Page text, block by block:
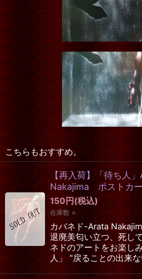
こちらもおすすめ。
【再入荷】「待ち人
Nakajima ポストカ
150 円 (税込)
在庫数 ×
カバネド-Arata
退廃美匂い立つ、死し
ネドのアートをお楽し
人」 "戻ることの出来